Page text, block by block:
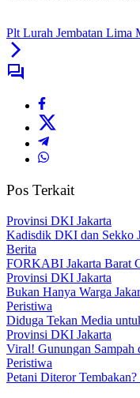
Plt Lurah Jembatan Lima
Pos Terkait
Provinsi DKI Jakarta
Kadisdik DKI dan Sekko
Berita
FORKABI Jakarta Barat
Provinsi DKI Jakarta
Bukan Hanya Warga
Peristiwa
‎Diduga Tekan Media
Provinsi DKI Jakarta
Viral! Gunungan Sampah
Peristiwa
Petani Diteror